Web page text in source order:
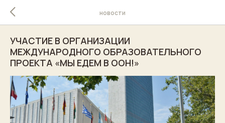
новости
УЧАСТИЕ В ОРГАНИЗАЦИИ
МЕЖДУНАРОДНОГО ОБРАЗОВАТЕЛЬНОГО
ПРОЕКТА «МЫ ЕДЕМ В ООН!»